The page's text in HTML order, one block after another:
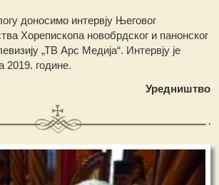
доносимо интервју Његовог
Хорепископа новобрдског и панонског
„ТВ Арс Медија“. Интервју је
2019. године.
Уредништво